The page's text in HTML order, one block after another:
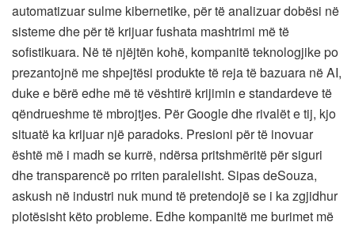
automatizuar sulme kibernetike, për të analizuar dobësi në
sisteme dhe për të krijuar fushata mashtrimi më të
sofistikuara. Në të njëjtën kohë, kompanitë teknologjike po
prezantojnë me shpejtësi produkte të reja të bazuara në AI,
duke e bërë edhe më të vështirë krijimin e standardeve të
qëndrueshme të mbrojtjes. Për Google dhe rivalët e tij, kjo
situatë ka krijuar një paradoks. Presioni për të inovuar
është më i madh se kurrë, ndërsa pritshmëritë për siguri
dhe transparencë po rriten paralelisht. Sipas deSouza,
askush në industri nuk mund të pretendojë se i ka zgjidhur
plotësisht këto probleme. Edhe kompanitë me burimet më